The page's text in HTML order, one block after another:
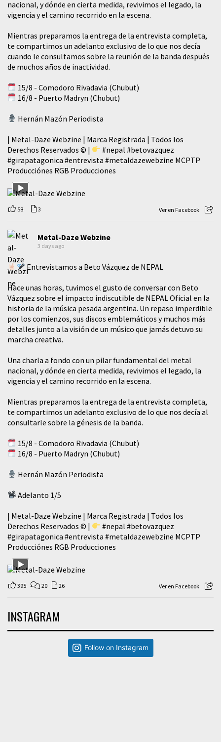
nacional, y dónde en cierta medida, revivimos el legado, la
vigencia y el camino recorrido en la escena.
Mientras preparamos la entrega de la entrevista completa,
te compartimos un adelanto exclusivo de lo que nos decía
cuando le consultamos sobre la reunión de la banda después
de muchos años de inactividad.
15/8 - Comodoro Rivadavia (Chubut)
16/8 - Puerto Madryn (Chubut)
Hernán Mazón Periodista
| Metal-Daze Webzine | Marca Registrada | Todos los
Derechos Reservados © |
#nepal #betovazquez
#girapatagonica #entrevista #metaldazewebzine MCPTP
Producciónes RGB Producciones
58 3 Ver en Facebook
Metal-Daze Webzine
3 days ago
Entrevistamos a Beto Vázquez de NEPAL
Hace unas horas, tuvimos el gusto de conversar con Beto
Vázquez sobre el impacto indiscutible de NEPAL Oficial en la
historia de la música pesada argentina. Un repaso imperdible
por los comienzos, sus discos emblemáticos y muchos más
detalles junto a la visión de un músico que jamás detuvo su
marcha creativa.
​Una charla a fondo con un pilar fundamental del metal
nacional, y dónde en cierta medida, revivimos el legado, la
vigencia y el camino recorrido en la escena.
Mientras preparamos la entrega de la entrevista completa,
te compartimos un adelanto exclusivo de lo que nos decía al
consultarle sobre la génesis de la banda.
15/8 - Comodoro Rivadavia (Chubut)
16/8 - Puerto Madryn (Chubut)
Hernán Mazón Periodista
Adelanto 1/5
| Metal-Daze Webzine | Marca Registrada | Todos los
Derechos Reservados © |
#nepal #betovazquez
#girapatagonica #entrevista #metaldazewebzine MCPTP
Producciónes RGB Producciones
395 20 26 Ver en Facebook
INSTAGRAM
Follow on Instagram